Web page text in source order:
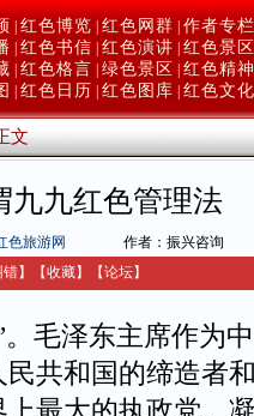
红色博览 红色网群 作者专栏
红色书信 红色演讲 红色景区
红色格言 绿色景区
红色精神
红色日历 红色图库 红色文化
文
九九红色管理法
色旅游网
作者：振兴咨询
错】 【收藏】 【论坛】
毛泽东主席作为
共和国的缔造者